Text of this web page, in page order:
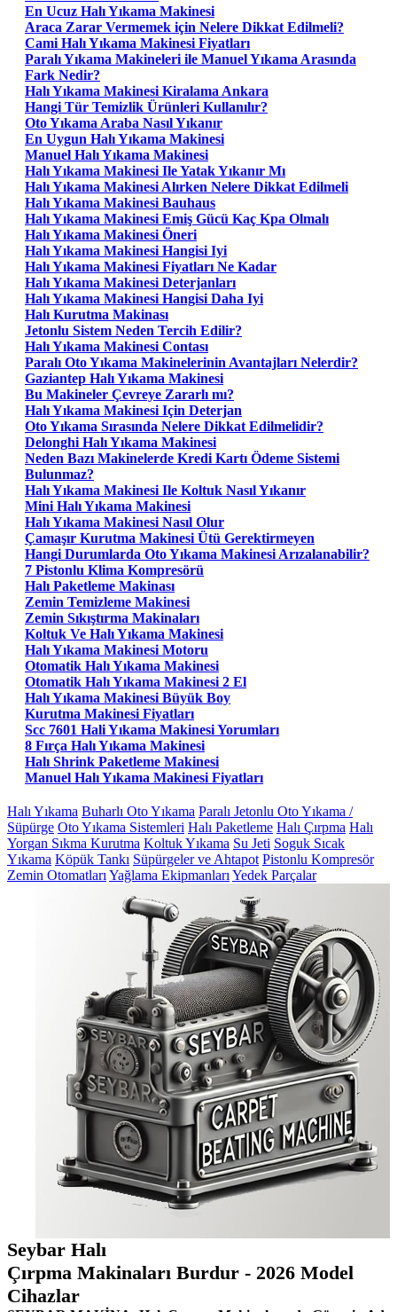
En Ucuz Halı Yıkama Makinesi
Araca Zarar Vermemek için Nelere Dikkat Edilmeli?
Cami Halı Yıkama Makinesi Fiyatları
Paralı Yıkama Makineleri ile Manuel Yıkama Arasında
Fark Nedir?
Halı Yıkama Makinesi Kiralama Ankara
Hangi Tür Temizlik Ürünleri Kullanılır?
Oto Yıkama Araba Nasıl Yıkanır
En Uygun Halı Yıkama Makinesi
Manuel Halı Yıkama Makinesi
Halı Yıkama Makinesi Ile Yatak Yıkanır Mı
Halı Yıkama Makinesi Alırken Nelere Dikkat Edilmeli
Halı Yıkama Makinesi Bauhaus
Halı Yıkama Makinesi Emiş Gücü Kaç Kpa Olmalı
Halı Yıkama Makinesi Öneri
Halı Yıkama Makinesi Hangisi Iyi
Halı Yıkama Makinesi Fiyatları Ne Kadar
Halı Yıkama Makinesi Deterjanları
Halı Yıkama Makinesi Hangisi Daha Iyi
Halı Kurutma Makinası
Jetonlu Sistem Neden Tercih Edilir?
Halı Yıkama Makinesi Contası
Paralı Oto Yıkama Makinelerinin Avantajları Nelerdir?
Gaziantep Halı Yıkama Makinesi
Bu Makineler Çevreye Zararlı mı?
Halı Yıkama Makinesi Için Deterjan
Oto Yıkama Sırasında Nelere Dikkat Edilmelidir?
Delonghi Halı Yıkama Makinesi
Neden Bazı Makinelerde Kredi Kartı Ödeme Sistemi
Bulunmaz?
Halı Yıkama Makinesi Ile Koltuk Nasıl Yıkanır
Mini Halı Yıkama Makinesi
Halı Yıkama Makinesi Nasıl Olur
Çamaşır Kurutma Makinesi Ütü Gerektirmeyen
Hangi Durumlarda Oto Yıkama Makinesi Arızalanabilir?
7 Pistonlu Klima Kompresörü
Halı Paketleme Makinası
Zemin Temizleme Makinesi
Zemin Sıkıştırma Makinaları
Koltuk Ve Halı Yıkama Makinesi
Halı Yıkama Makinesi Motoru
Otomatik Halı Yıkama Makinesi
Otomatik Halı Yıkama Makinesi 2 El
Halı Yıkama Makinesi Büyük Boy
Kurutma Makinesi Fiyatları
Scc 7601 Hali Yıkama Makinesi Yorumları
8 Fırça Halı Yıkama Makinesi
Halı Shrink Paketleme Makinesi
Manuel Halı Yıkama Makinesi Fiyatları
Halı Yıkama Buharlı Oto Yıkama Paralı Jetonlu Oto Yıkama /
Süpürge Oto Yıkama Sistemleri Halı Paketleme Halı Çırpma Halı
Yorgan Sıkma Kurutma Koltuk Yıkama Su Jeti Soguk Sıcak
Yıkama Köpük Tankı Süpürgeler ve Ahtapot Pistonlu Kompresör
Zemin Otomatları Yağlama Ekipmanları Yedek Parçalar
Seybar Halı
Çırpma Makinaları Burdur - 2026 Model
Cihazlar